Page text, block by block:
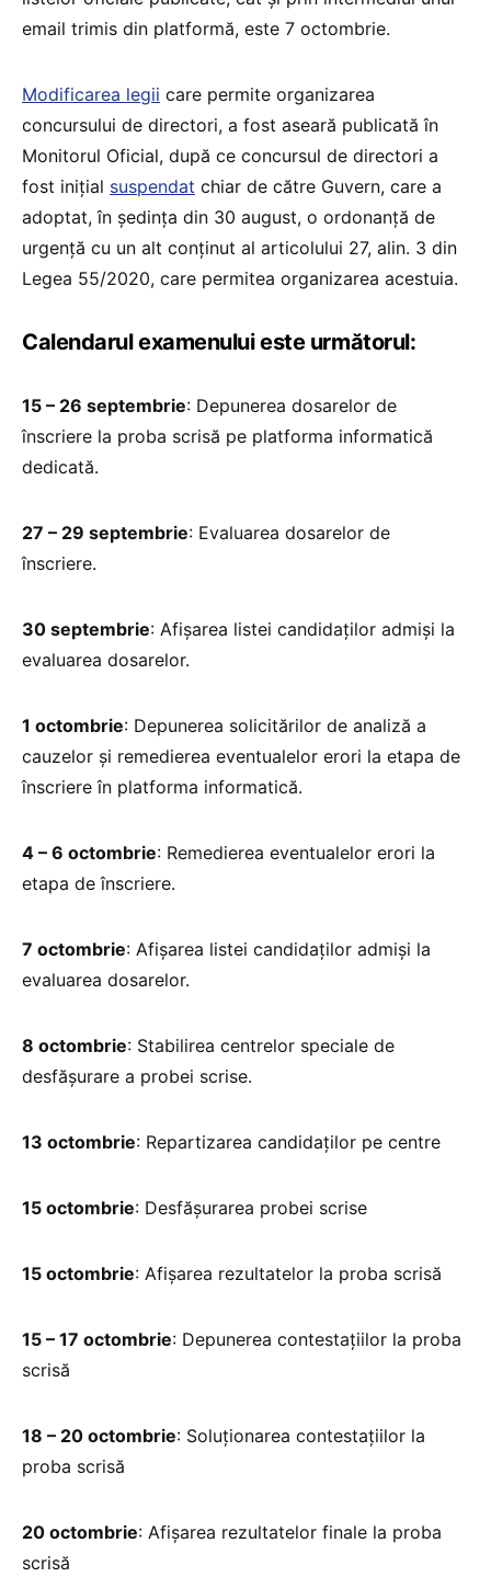
email trimis din platformă, este 7 octombrie.
Modificarea legii care permite organizarea
concursului de directori, a fost aseară publicată în
Monitorul Oficial, după ce concursul de directori a
fost inițial suspendat chiar de către Guvern, care a
adoptat, în ședința din 30 august, o ordonanță de
urgență cu un alt conținut al articolului 27, alin. 3 din
Legea 55/2020, care permitea organizarea acestuia.
Calendarul examenului este următorul:
15 – 26 septembrie: Depunerea dosarelor de
înscriere la proba scrisă pe platforma informatică
dedicată.
27 – 29 septembrie: Evaluarea dosarelor de
înscriere.
30 septembrie: Afișarea listei candidaților admiși la
evaluarea dosarelor.
1 octombrie: Depunerea solicitărilor de analiză a
cauzelor și remedierea eventualelor erori la etapa de
înscriere în platforma informatică.
4 – 6 octombrie: Remedierea eventualelor erori la
etapa de înscriere.
7 octombrie: Afișarea listei candidaților admiși la
evaluarea dosarelor.
8 octombrie: Stabilirea centrelor speciale de
desfășurare a probei scrise.
13 octombrie: Repartizarea candidaților pe centre
15 octombrie: Desfășurarea probei scrise
15 octombrie: Afișarea rezultatelor la proba scrisă
15 – 17 octombrie: Depunerea contestațiilor la proba
scrisă
18 – 20 octombrie: Soluționarea contestațiilor la
proba scrisă
20 octombrie: Afișarea rezultatelor finale la proba
scrisă